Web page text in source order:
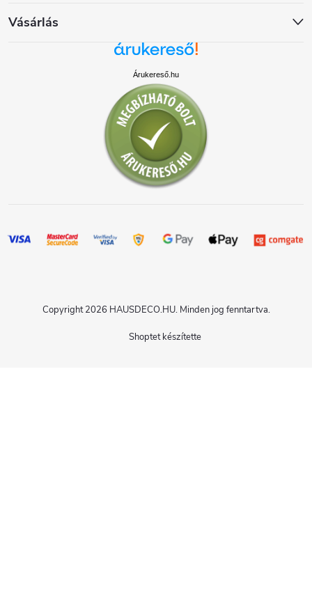
Vásárlás
Árukereső.hu
Shoptet készítette
Copyright 2026 HAUSDECO.HU. Minden jog fenntartva.